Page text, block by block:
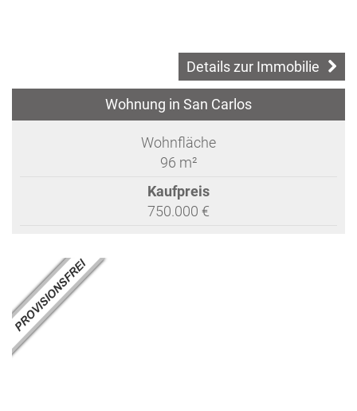
Details zur Immobilie
Wohnung in San Carlos
Wohnfläche
96 m²
Kaufpreis
750.000 €